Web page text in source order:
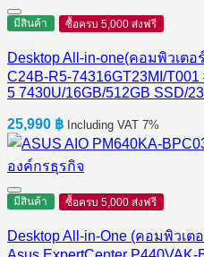
มีสินค้า ซื้อครบ 5,000 ส่งฟรี
Desktop All-in-one(คอมพิวเต
C24B-R5-74316GT23MI/
5 7430U/16GB/512GB SSD/
25,990 ฿ Including VAT 7%
มีสินค้า ซื้อครบ 5,000 ส่งฟรี
Desktop All-in-One (คอมพิวเ